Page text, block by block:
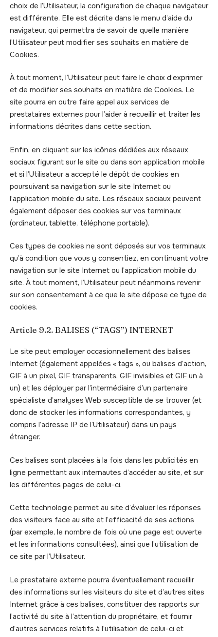
choix de l’Utilisateur, la configuration de chaque navigateur
est différente. Elle est décrite dans le menu d’aide du
navigateur, qui permettra de savoir de quelle manière
l’Utilisateur peut modifier ses souhaits en matière de
Cookies.
À tout moment, l’Utilisateur peut faire le choix d’exprimer
et de modifier ses souhaits en matière de Cookies. Le
site pourra en outre faire appel aux services de
prestataires externes pour l’aider à recueillir et traiter les
informations décrites dans cette section.
Enfin, en cliquant sur les icônes dédiées aux réseaux
sociaux figurant sur le site ou dans son application mobile
et si l’Utilisateur a accepté le dépôt de cookies en
poursuivant sa navigation sur le site Internet ou
l’application mobile du site. Les réseaux sociaux peuvent
également déposer des cookies sur vos terminaux
(ordinateur, tablette, téléphone portable).
Ces types de cookies ne sont déposés sur vos terminaux
qu’à condition que vous y consentiez, en continuant votre
navigation sur le site Internet ou l’application mobile du
site. À tout moment, l’Utilisateur peut néanmoins revenir
sur son consentement à ce que le site dépose ce type de
cookies.
Article 9.2. BALISES (“TAGS”) INTERNET
Le site peut employer occasionnellement des balises
Internet (également appelées « tags », ou balises d’action,
GIF à un pixel, GIF transparents, GIF invisibles et GIF un à
un) et les déployer par l’intermédiaire d’un partenaire
spécialiste d’analyses Web susceptible de se trouver (et
donc de stocker les informations correspondantes, y
compris l’adresse IP de l’Utilisateur) dans un pays
étranger.
Ces balises sont placées à la fois dans les publicités en
ligne permettant aux internautes d’accéder au site, et sur
les différentes pages de celui-ci.
Cette technologie permet au site d’évaluer les réponses
des visiteurs face au site et l’efficacité de ses actions
(par exemple, le nombre de fois où une page est ouverte
et les informations consultées), ainsi que l’utilisation de
ce site par l’Utilisateur.
Le prestataire externe pourra éventuellement recueillir
des informations sur les visiteurs du site et d’autres sites
Internet grâce à ces balises, constituer des rapports sur
l’activité du site à l’attention du propriétaire, et fournir
d’autres services relatifs à l’utilisation de celui-ci et